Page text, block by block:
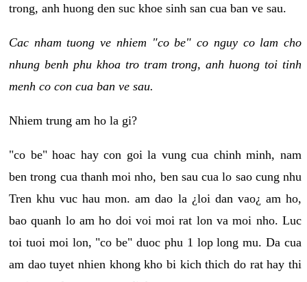
trong, anh huong den suc khoe sinh san cua ban ve sau.
Cac nham tuong ve nhiem "co be" co nguy co lam cho
nhung benh phu khoa tro tram trong, anh huong toi tinh
menh co con cua ban ve sau.
Nhiem trung am ho la gi?
"co be" hoac hay con goi la vung cua chinh minh, nam
ben trong cua thanh moi nho, ben sau cua lo sao cung nhu
Tren khu vuc hau mon. am dao la ¿loi dan vao¿ am ho,
bao quanh lo am ho doi voi moi rat lon va moi nho. Luc
toi tuoi moi lon, "co be" duoc phu 1 lop long mu. Da cua
am dao tuyet nhien khong kho bi kich thich do rat hay thi